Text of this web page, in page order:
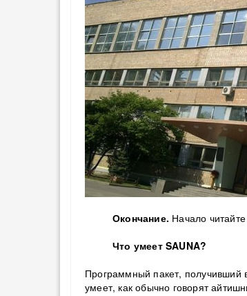
Окончание. Начало читайте
Что умеет SAUNA?
Программный пакет, получивший
умеет, как обычно говорят